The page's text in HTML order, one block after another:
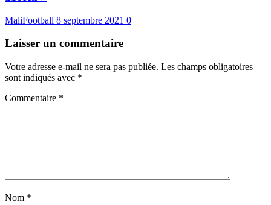
MaliFootball 8 septembre 2021 0
Laisser un commentaire
Votre adresse e-mail ne sera pas publiée. Les champs obligatoires
sont indiqués avec *
Commentaire *
Nom *